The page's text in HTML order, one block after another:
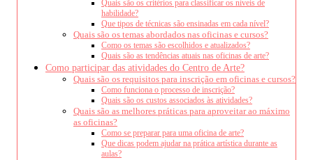
Quais são os critérios para classificar os níveis de
habilidade?
Que tipos de técnicas são ensinadas em cada nível?
Quais são os temas abordados nas oficinas e cursos?
Como os temas são escolhidos e atualizados?
Quais são as tendências atuais nas oficinas de arte?
Como participar das atividades do Centro de Arte?
Quais são os requisitos para inscrição em oficinas e cursos?
Como funciona o processo de inscrição?
Quais são os custos associados às atividades?
Quais são as melhores práticas para aproveitar ao máximo
as oficinas?
Como se preparar para uma oficina de arte?
Que dicas podem ajudar na prática artística durante as
aulas?